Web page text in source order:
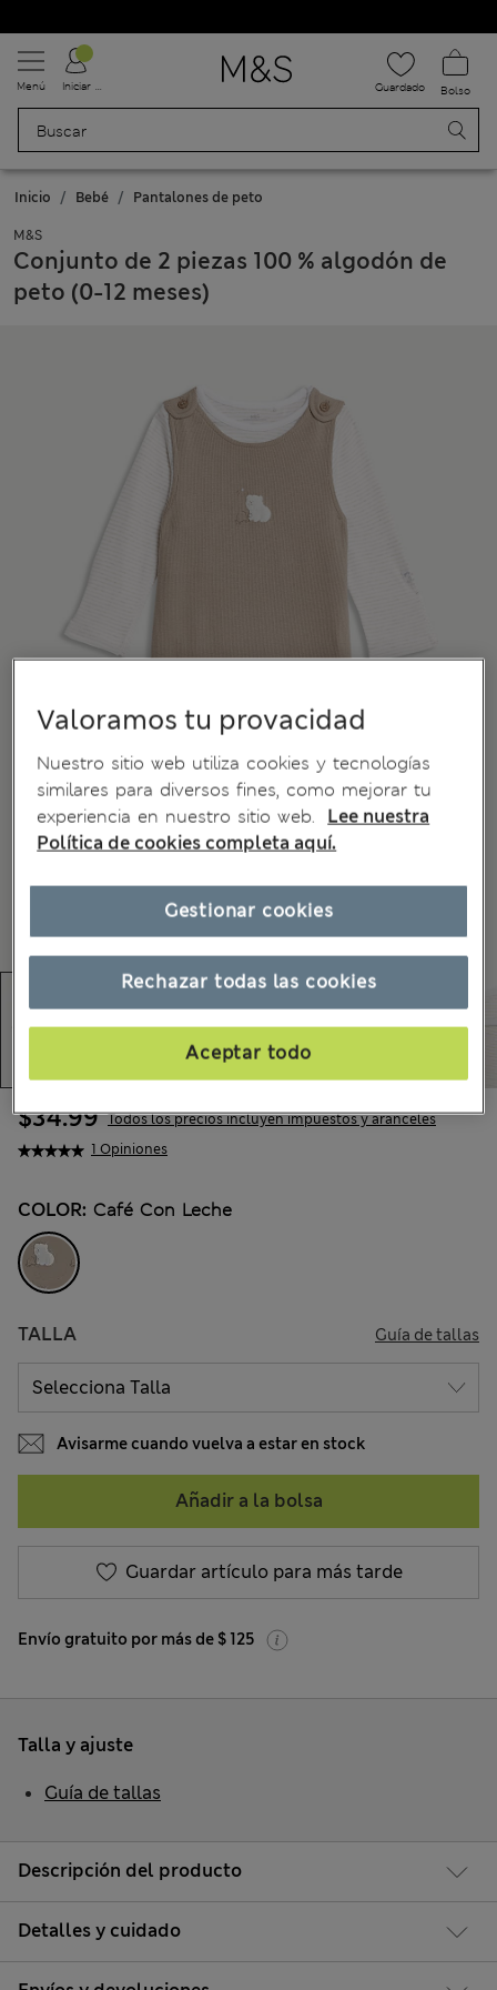
Menú Iniciar sesión Guardado Bolso
Inicio Bebé Pantalones de peto
M&S
Conjunto de 2 piezas 100 % algodón de
peto (0-12 meses)
1 Opiniones
$34.99 Todos los precios incluyen impuestos y aranceles
COLOR: Café Con Leche
TALLA Guía de tallas
Avisarme cuando vuelva a estar en stock
Añadir a la bolsa
Guardar artículo para más tarde
Envío gratuito por más de $ 125
Descripción del producto
Detalles y cuidado
Talla y ajuste
Guía de tallas
Valoramos tu provacidad
Nuestro sitio web utiliza cookies y tecnologías
similares para diversos fines, como mejorar tu
experiencia en nuestro sitio web.
Lee nuestra
Política de cookies completa aquí.
Rechazar todas las cookies
Aceptar todo
Gestionar cookies